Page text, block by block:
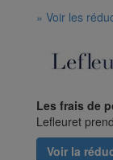
» Voir les
Les frais de
Lefleuret
Voir la